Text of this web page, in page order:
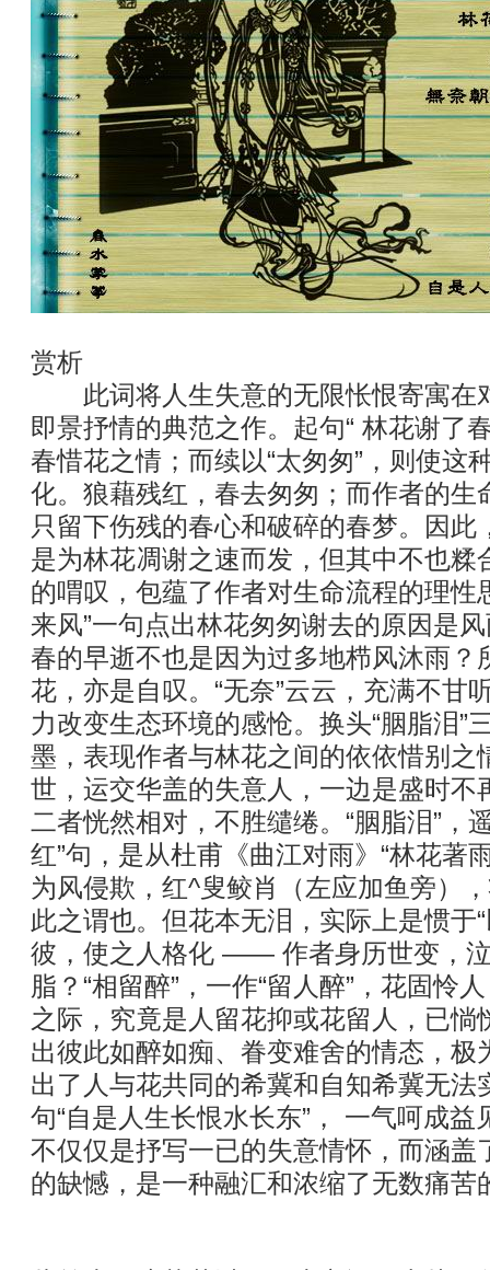
赏析
此词将人生失意的无限怅恨寄寓在
即景抒情的典范之作。起句“ 林花谢了
春惜花之情；而续以“太匆匆”，则使这
化。狼藉残红，春去匆匆；而作者的生
只留下伤残的春心和破碎的春梦。因此
是为林花凋谢之速而发，但其中不也糅
的喟叹，包蕴了作者对生命流程的理性
来风”一句点出林花匆匆谢去的原因是
春的早逝不也是因为过多地栉风沐雨？
花，亦是自叹。“无奈”云云，充满不甘
力改变生态环境的感怆。换头“胭脂泪”
墨，表现作者与林花之间的依依惜别之
世，运交华盖的失意人，一边是盛时不
二者恍然相对，不胜缱绻。“胭脂泪”，
红”句，是从杜甫《曲江对雨》“林花著
为风侵欺，红^叟鲛肖（左应加鱼旁）
此之谓也。但花本无泪，实际上是惯于
彼，使之人格化 —— 作者身历世变，
脂？“相留醉”，一作“留人醉”，花固怜
之际，究竟是人留花抑或花留人，已惝
出彼此如醉如痴、眷变难舍的情态，极
出了人与花共同的希冀和自知希冀无法
句“自是人生长恨水长东”， 一气呵成益
不仅仅是抒写一已的失意情怀，而涵盖
的缺憾，是一种融汇和浓缩了无数痛苦